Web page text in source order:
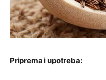
Priprema i upotreba: